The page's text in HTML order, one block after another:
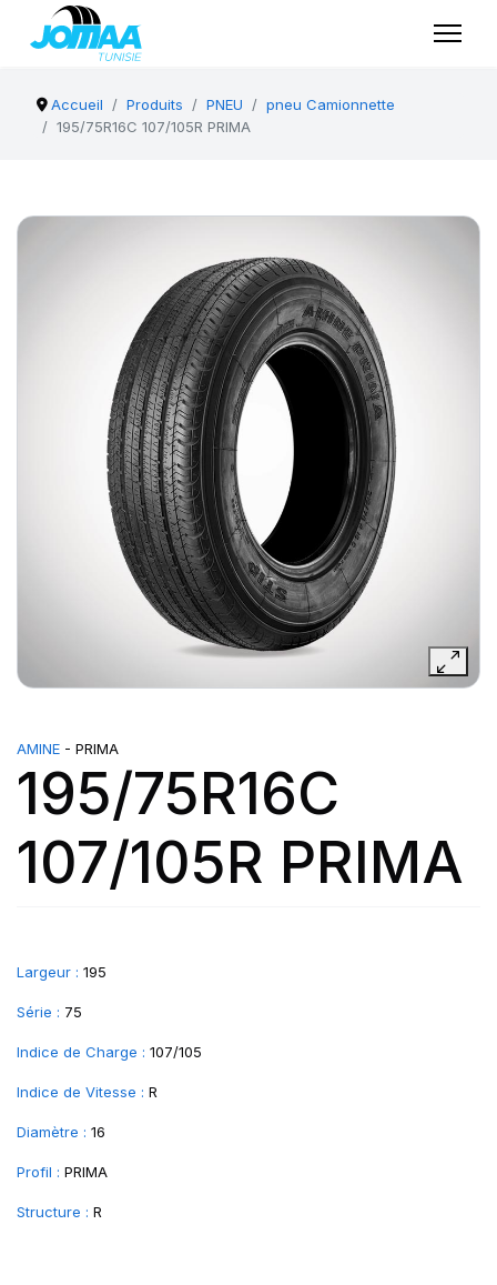
Accueil Produits PNEU
pneu Camionnette
195/75R16C 107/105R PRIMA
AMINE - PRIMA
195/75R16C
107/105R PRIMA
Largeur : 195
Série : 75
Indice de Charge : 107/105
Indice de Vitesse : R
Diamètre : 16
Profil : PRIMA
Structure : R